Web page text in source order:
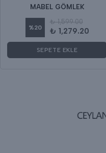
MABEL GÖMLEK
%20
₺ 1,599.00
₺ 1,279.20
SEPETE EKLE